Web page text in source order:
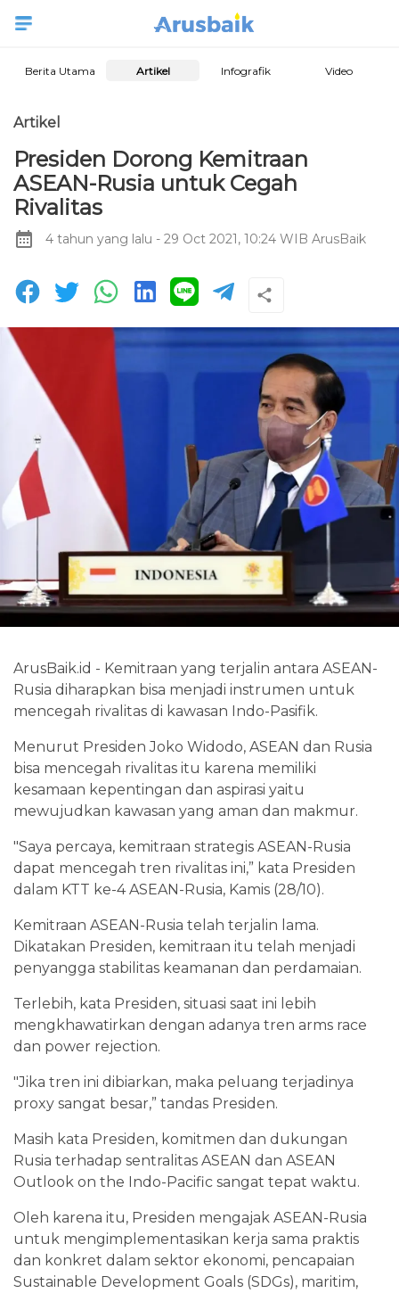
Berita Utama Artikel Infografik Video
Artikel
Presiden Dorong Kemitraan
ASEAN-Rusia untuk Cegah
Rivalitas
4 tahun yang lalu - 29 Oct 2021, 10:24 WIB ArusBaik
ArusBaik.id - Kemitraan yang terjalin antara ASEAN-
Rusia diharapkan bisa menjadi instrumen untuk
mencegah rivalitas di kawasan Indo-Pasifik.
Menurut Presiden Joko Widodo, ASEAN dan Rusia
bisa mencegah rivalitas itu karena memiliki
kesamaan kepentingan dan aspirasi yaitu
mewujudkan kawasan yang aman dan makmur.
"Saya percaya, kemitraan strategis ASEAN-Rusia
dapat mencegah tren rivalitas ini,” kata Presiden
dalam KTT ke-4 ASEAN-Rusia, Kamis (28/10).
Kemitraan ASEAN-Rusia telah terjalin lama.
Dikatakan Presiden, kemitraan itu telah menjadi
penyangga stabilitas keamanan dan perdamaian.
Terlebih, kata Presiden, situasi saat ini lebih
mengkhawatirkan dengan adanya tren arms race
dan power rejection.
"Jika tren ini dibiarkan, maka peluang terjadinya
proxy sangat besar,” tandas Presiden.
Masih kata Presiden, komitmen dan dukungan
Rusia terhadap sentralitas ASEAN dan ASEAN
Outlook on the Indo-Pacific sangat tepat waktu.
Oleh karena itu, Presiden mengajak ASEAN-Rusia
untuk mengimplementasikan kerja sama praktis
dan konkret dalam sektor ekonomi, pencapaian
Sustainable Development Goals (SDGs), maritim,